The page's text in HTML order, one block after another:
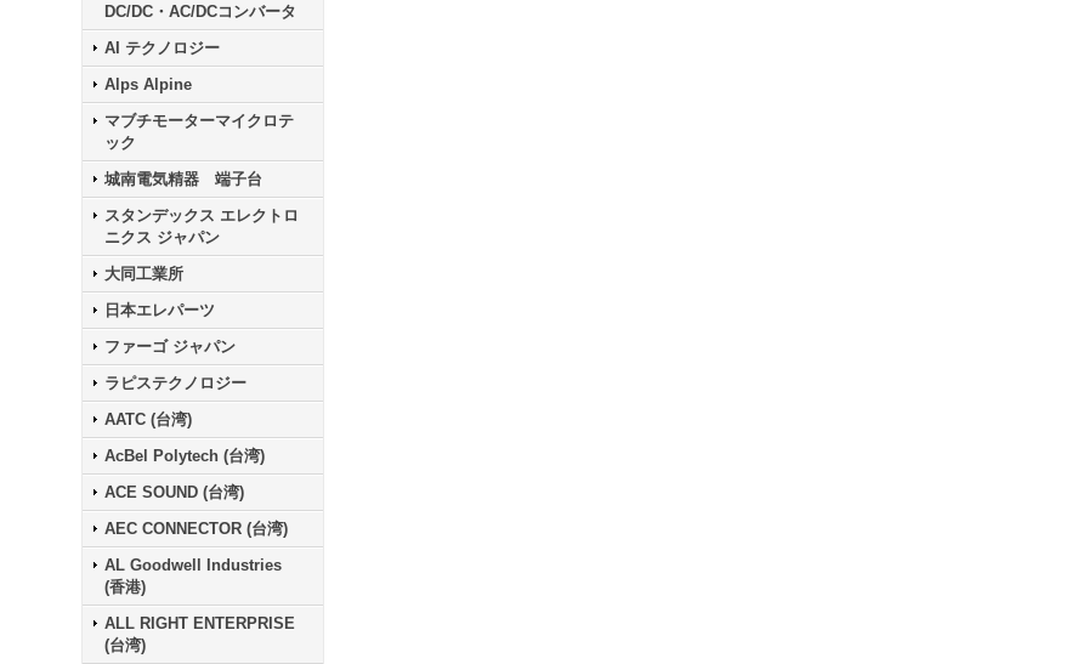
DC/DC・AC/DCコンバータ
AI テクノロジー
Alps Alpine
マブチモーターマイクロテ
ック
城南電気精器 端子台
スタンデックス エレクトロ
ニクス ジャパン
大同工業所
日本エレパーツ
ファーゴ ジャパン
ラピステクノロジー
AATC (台湾)
AcBel Polytech (台湾)
ACE SOUND (台湾)
AEC CONNECTOR (台湾)
AL Goodwell Industries
(香港)
ALL RIGHT ENTERPRISE
(台湾)